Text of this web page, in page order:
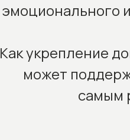
эмоционального
Как укрепление
может
самым